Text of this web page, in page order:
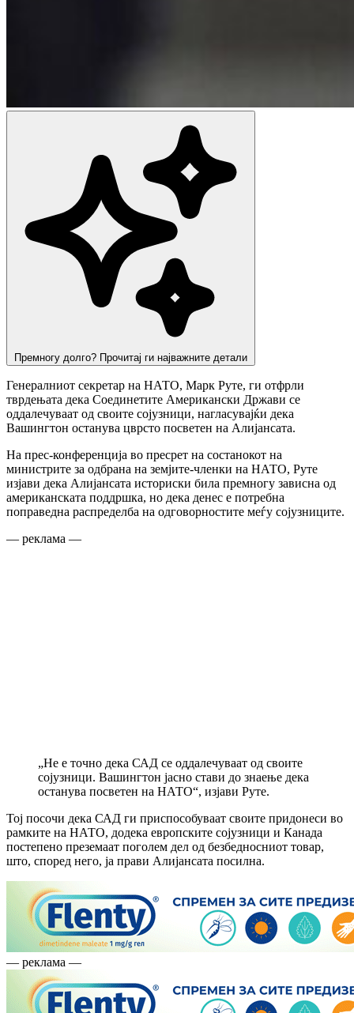
Премногу долго? Прочитај ги најважните детали
Генералниот секретар на НАТО, Марк Руте, ги отфрли
тврдењата дека Соединетите Американски Држави се
оддалечуваат од своите сојузници, нагласувајќи дека
Вашингтон останува цврсто посветен на Алијансата.
На прес-конференција во пресрет на состанокот на
министрите за одбрана на земјите-членки на НАТО, Руте
изјави дека Алијансата историски била премногу зависна од
американската поддршка, но дека денес е потребна
поправедна распределба на одговорностите меѓу сојузниците.
— реклама —
„Не е точно дека САД се оддалечуваат од своите
сојузници. Вашингтон јасно стави до знаење дека
останува посветен на НАТО“, изјави Руте.
Тој посочи дека САД ги приспособуваат своите придонеси во
рамките на НАТО, додека европските сојузници и Канада
постепено преземаат поголем дел од безбедносниот товар,
што, според него, ја прави Алијансата посилна.
— реклама —